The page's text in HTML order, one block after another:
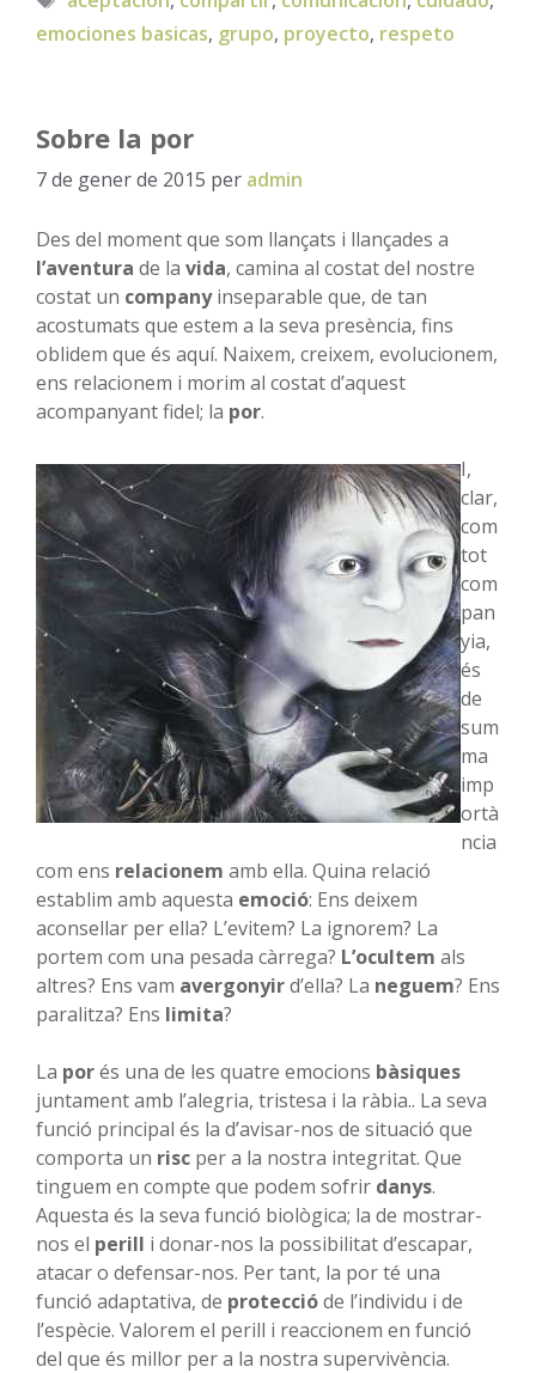
emociones basicas, grupo, proyecto, respeto
Sobre la por
7 de gener de 2015 per admin
Des del moment que som llançats i llançades a
l’aventura de la vida, camina al costat del nostre
costat un companyinseparable que, de tan
acostumats que estem a la seva presència, fins
oblidem que és aquí. Naixem, creixem, evolucionem,
ens relacionem i morim al costat d’aquest
acompanyant fidel; la por.
I,
clar,
com
tot
com
pan
yia,
és
de
sum
ma
imp
ortà
ncia
com ens relacionem amb ella. Quina relació
establim amb aquesta emoció: Ens deixem
aconsellar per ella? L’evitem? La ignorem? La
portem com una pesada càrrega? L’ocultem als
altres? Ens vam avergonyird’ella? La neguem? Ens
paralitza? Ens limita?
La porés una de les quatre emocions bàsiques
juntament amb l’alegria, tristesa i la ràbia.. La seva
funció principal és la d’avisar-nos de situació que
comporta un risc per a la nostra integritat. Que
tinguem en compte que podem sofrir danys.
Aquesta és la seva funció biològica; la de mostrar-
nos el perill i donar-nos la possibilitat d’escapar,
atacar o defensar-nos. Per tant, la por té una
funció adaptativa, de proteccióde l’individu i de
l’espècie. Valorem el perill i reaccionem en funció
del que és millor per a la nostra supervivència.